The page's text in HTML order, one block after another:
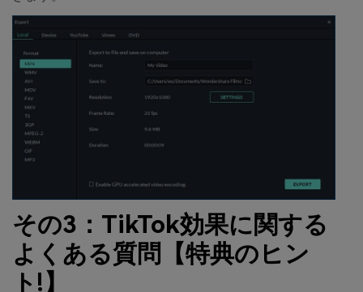
その3：TikTok効果に関する
よくある質問【特典のヒン
ト!】